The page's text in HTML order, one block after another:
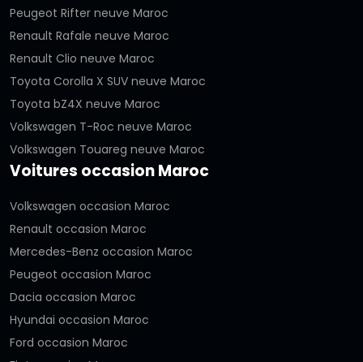
Peugeot Rifter neuve Maroc
Renault Rafale neuve Maroc
Renault Clio neuve Maroc
Toyota Corolla X SUV neuve Maroc
Toyota bZ4X neuve Maroc
Volkswagen T-Roc neuve Maroc
Volkswagen Touareg neuve Maroc
Voitures occasion Maroc
Volkswagen occasion Maroc
Renault occasion Maroc
Mercedes-Benz occasion Maroc
Peugeot occasion Maroc
Dacia occasion Maroc
Hyundai occasion Maroc
Ford occasion Maroc